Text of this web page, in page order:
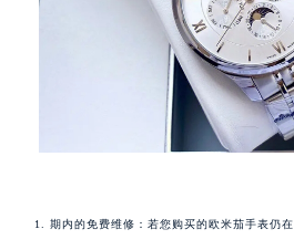
1. 期内的免费维修：若您购买的欧米茄手表仍在